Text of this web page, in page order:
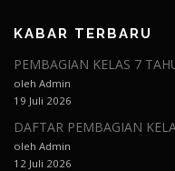
KABAR TERBARU
PEMBAGIAN KELAS 7
oleh Admin
19 Juli 2026
DAFTAR PEMBAGIAN
oleh Admin
12 Juli 2026